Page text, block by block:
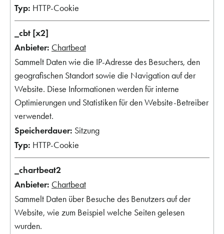
HTTP-Cookie
_cbt [x2]
Chartbeat
Sammelt Daten wie die IP-Adresse des Besuchers, den
geografischen Standort sowie die Navigation auf der
Website. Diese Informationen werden für interne
Optimierungen und Statistiken für den Website-Betreiber
verwendet.
Sitzung
HTTP-Cookie
_chartbeat2
Chartbeat
Sammelt Daten über Besuche des Benutzers auf der
Website, wie zum Beispiel welche Seiten gelesen
wurden.